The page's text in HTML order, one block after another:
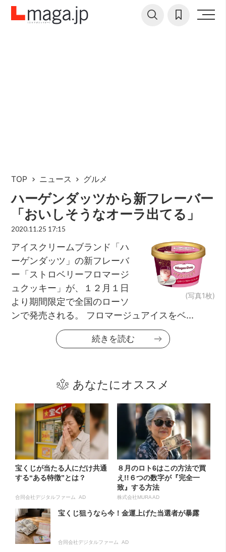
TOP ニュース グルメ
ハーゲンダッツから新フレーバー
「おいしそうなオーラ出てる」
2020.11.25 17:15
(写真1枚)
アイスクリームブランド「ハ
ーゲンダッツ」の新フレーバ
ー「ストロベリーフロマージ
ュクッキー」が、１２月１日
より期間限定で全国のローソ
ンで発売される。 フロマージュアイスをベ...
続きを読む
あなたにオススメ
宝くじが当たる人にだけ共通
する“ある特徴”とは？
合同会社デジタルファーム AD
８月のロト6はこの方法で買
え!!６つの数字が『完全一
致』する方法
株式会社MURA AD
宝くじ狙うなら今！金運上げた当選者が暴露
合同会社デジタルファーム AD